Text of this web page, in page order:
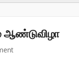
ஆண்டுவிழா